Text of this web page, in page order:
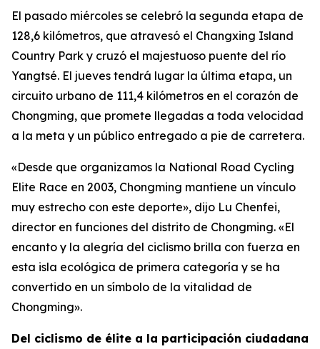
El pasado miércoles se celebró la segunda etapa de
128,6 kilómetros, que atravesó el Changxing Island
Country Park y cruzó el majestuoso puente del río
Yangtsé. El jueves tendrá lugar la última etapa, un
circuito urbano de 111,4 kilómetros en el corazón de
Chongming, que promete llegadas a toda velocidad
a la meta y un público entregado a pie de carretera.
«Desde que organizamos la National Road Cycling
Elite Race en 2003, Chongming mantiene un vínculo
muy estrecho con este deporte», dijo Lu Chenfei,
director en funciones del distrito de Chongming. «El
encanto y la alegría del ciclismo brilla con fuerza en
esta isla ecológica de primera categoría y se ha
convertido en un símbolo de la vitalidad de
Chongming».
Del ciclismo de élite a la participación ciudadana